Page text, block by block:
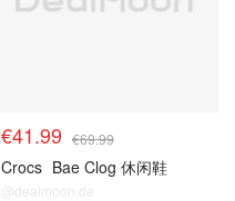
€41.99 €69.99
Crocs Bae Clog 休闲鞋
@dealmoon.de